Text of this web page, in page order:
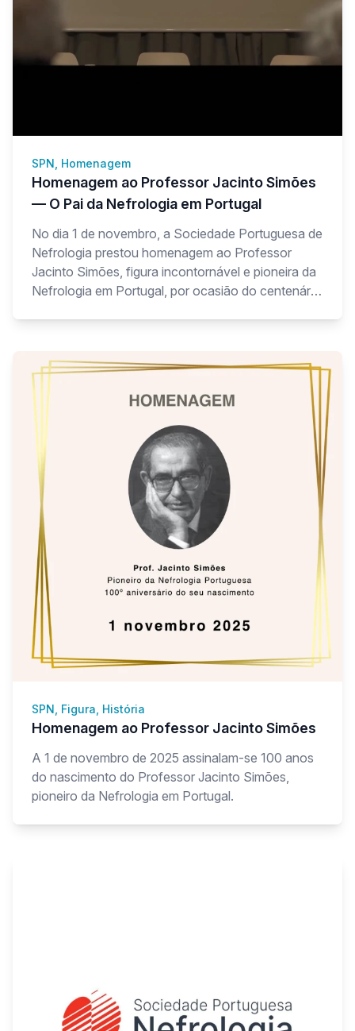
SPN, Homenagem
Homenagem ao Professor Jacinto Simões
— O Pai da Nefrologia em Portugal
No dia 1 de novembro, a Sociedade Portuguesa de
Nefrologia prestou homenagem ao Professor
Jacinto Simões, figura incontornável e pioneira da
Nefrologia em Portugal, por ocasião do centenário
SPN, Figura, História
Homenagem ao Professor Jacinto Simões
A 1 de novembro de 2025 assinalam-se 100 anos
do nascimento do Professor Jacinto Simões,
pioneiro da Nefrologia em Portugal.